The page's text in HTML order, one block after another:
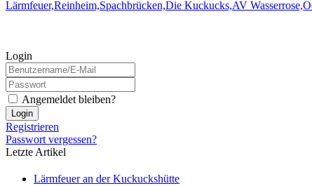
Lärmfeuer,Reinheim,Spachbrücken,Die Kuckucks,AV
Login
Angemeldet bleiben?
Login
Registrieren
Passwort vergessen?
Letzte Artikel
Lärmfeuer an der Kuckuckshütte